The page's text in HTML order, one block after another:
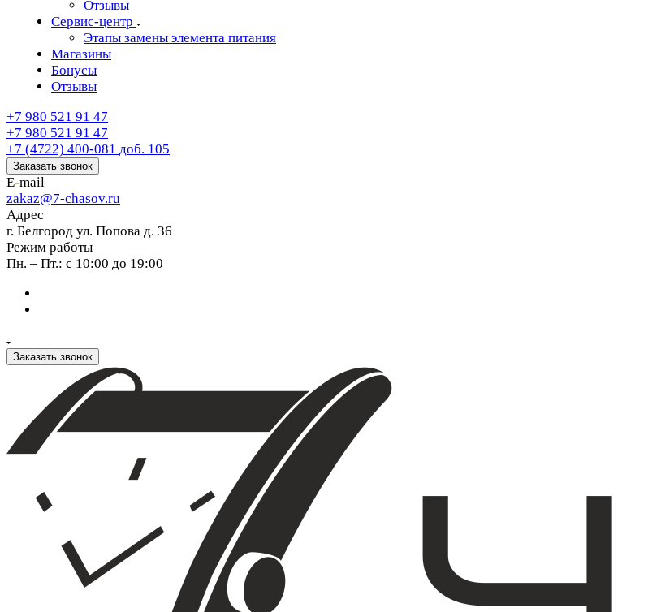
Отзывы
Сервис-центр
Этапы замены элемента питания
Магазины
Бонусы
Отзывы
+7 980 521 91 47
+7 980 521 91 47
+7 (4722) 400-081 доб. 105
Заказать звонок
E-mail
zakaz@7-chasov.ru
Адрес
г. Белгород ул. Попова д. 36
Режим работы
Пн. – Пт.: с 10:00 до 19:00
Заказать звонок